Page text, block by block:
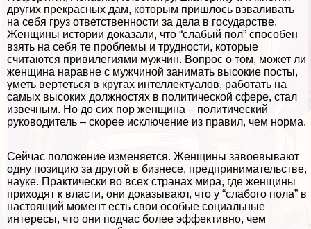
других прекрасных дам, которым пришлось взваливать
на себя груз ответственности за дела в государстве.
Женщины истории доказали, что “слабый пол” способен
взять на себя те проблемы и трудности, которые
считаются привилегиями мужчин. Вопрос о том, может ли
женщина наравне с мужчиной занимать высокие посты,
уметь вертеться в кругах интеллектуалов, работать на
самых высоких должностях в политической сфере, стал
извечным. Но до сих пор женщина – политический
руководитель – скорее исключение из правил, чем норма.
Сейчас положение изменяется. Женщины завоевывают
одну позицию за другой в бизнесе, предпринимательстве,
науке. Пpaктически во всех странах мира, где женщины
приходят к власти, они доказывают, что у “слабого пола” в
настоящий момент есть свои особые социальные
интересы, что они подчас более эффективно, чем